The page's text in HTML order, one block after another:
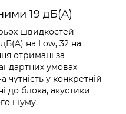
19 дБ(A)
швидкостей
на Low, 32 на
отримані за
умовах
у конкретній
до блока, акустики
шуму.